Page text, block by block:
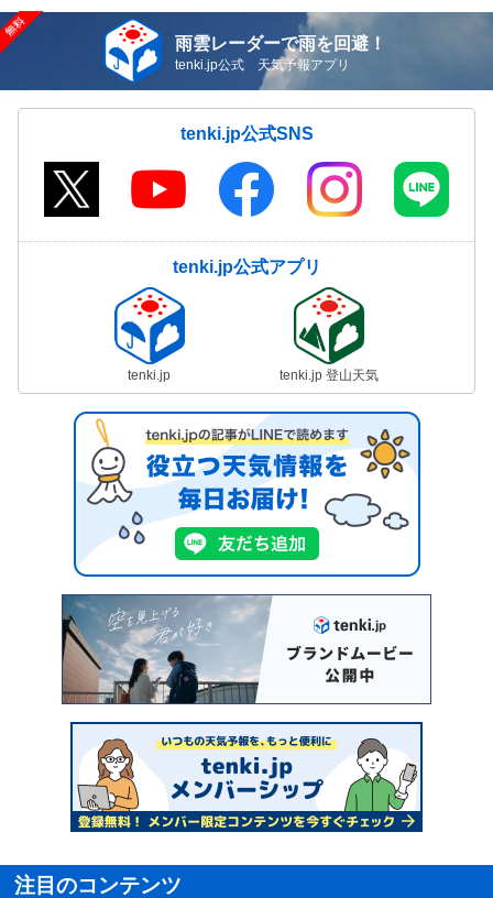
雨雲レーダーで雨を回避！
tenki.jp公式 天気予報アプリ
tenki.jp公式SNS
tenki.jp公式アプリ
tenki.jp tenki.jp 登山天気
注目のコンテンツ